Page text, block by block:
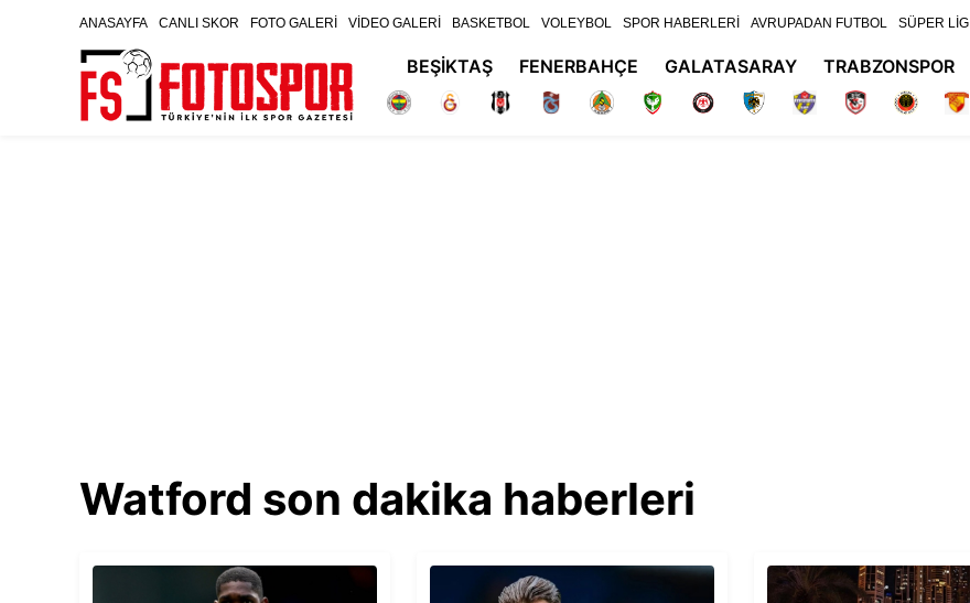
ANASAYFA CANLI SKOR FOTO GALERİ VİDEO GALERİ BASKETBOL VOLEYBOL SPOR HABERLERİ AVRUPADAN FUTBOL SÜPER LİG
BEŞİKTAŞ FENERBAHÇE GALATASARAY TRABZONSPOR
Watford son dakika haberleri